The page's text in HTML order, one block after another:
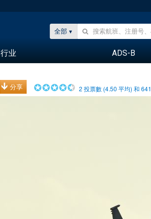
全部
行业 ADS-B
分享 2 投票數 (4.50 平均) 和641